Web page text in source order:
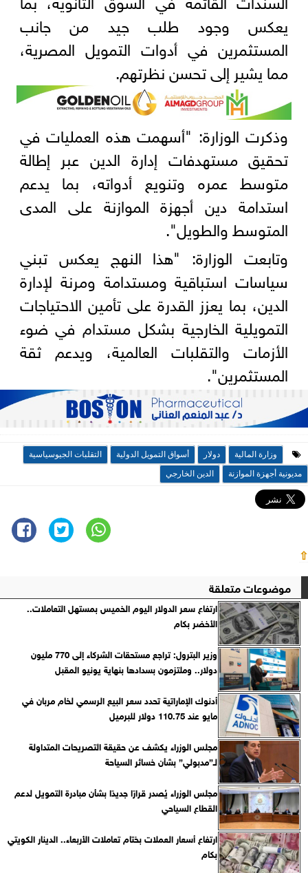
يعكس وجود طلب جيد من جانب
المستثمرين في أدوات التمويل المصرية،
مما يشير إلى تحسن نظرتهم.
وذكرت الوزارة: "أسهمت هذه العمليات في
تحقيق مستهدفات إدارة الدين عبر إطالة
متوسط عمره وتنويع أدواته، بما يدعم
استدامة دين أجهزة الموازنة على المدى
المتوسط والطويل".
وتابعت الوزارة: "هذا النهج يعكس تبني
سياسات استباقية ومستدامة ومرنة لإدارة
الدين، بما يعزز القدرة على تأمين الاحتياجات
التمويلية الخارجية بشكل مستدام في ضوء
الأزمات والتقلبات العالمية، ويدعم ثقة
المستثمرين".
وزارة المالية دولار أسواق التمويل الدولية
التقلبات الجيوسياسية
مديونية أجهزة الموازنة
الدين الخارجي
⇧
موضوعات متعلقة
ارتفاع سعر الدولار اليوم الخميس بمستهل التعاملات..
الأخضر بكام
وزير البترول: تراجع مستحقات الشركاء إلى 770 مليون
دولار.. وملتزمون بسدادها بنهاية يونيو المقبل
أدنوك الإماراتية تحدد سعر البيع الرسمي لخام مربان في
مايو عند 110.75 دولار للبرميل
مجلس الوزراء يكشف عن حقيقة التصريحات المتداولة
لـ”مدبولي” بشأن خسائر السياحة
مجلس الوزراء يُصدر قرارًا جديدًا بشأن مبادرة التمويل لدعم
القطاع السياحي
ارتفاع أسعار العملات بختام تعاملات الأربعاء.. الدينار الكويتي
بكام